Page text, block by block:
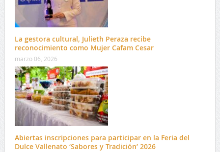
La gestora cultural, Julieth Peraza recibe
reconocimiento como Mujer Cafam Cesar
marzo 06, 2026
Abiertas inscripciones para participar en la Feria del
Dulce Vallenato ‘Sabores y Tradición’ 2026